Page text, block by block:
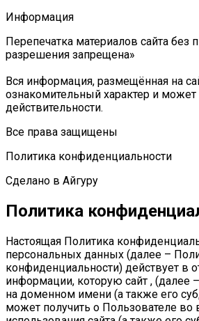
Информация
Перепечатка материалов сайта без
разрешения запрещена»
Вся информация, размещённая на
ознакомительный характер и может
действительности.
Все права защищены
Политика конфиденциальности
Сделано в Айгуру
Политика
Настоящая Политика
персональных данных (далее –
конфиденциальности) действует в
информации, которую сайт , (далее
на доменном имени (а также его
может получить о Пользователе во